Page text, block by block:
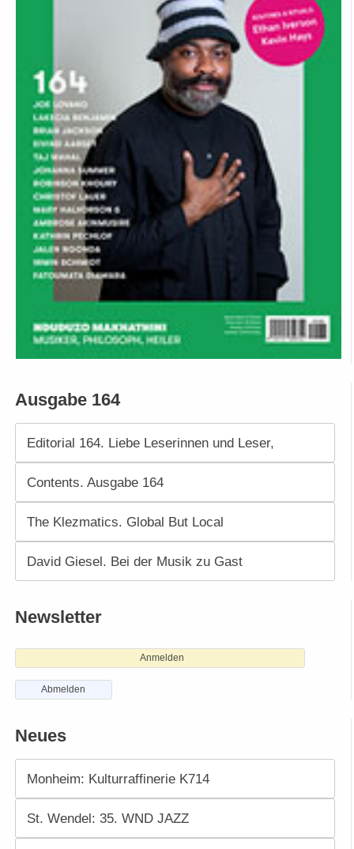
Ausgabe 164
Editorial 164. Liebe Leserinnen und Leser,
Contents. Ausgabe 164
The Klezmatics. Global But Local
David Giesel. Bei der Musik zu Gast
Newsletter
Anmelden
Abmelden
Neues
Monheim: Kulturraffinerie K714
St. Wendel: 35. WND JAZZ